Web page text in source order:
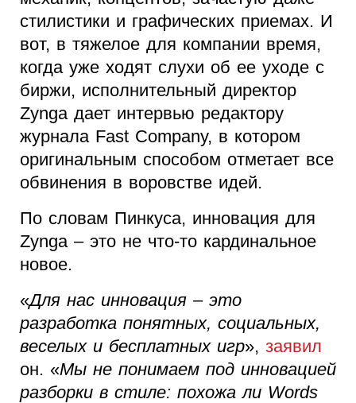
стилистики и графических приемах. И
вот, в тяжелое для компании время,
когда уже ходят слухи об ее уходе с
биржи, исполнительный директор
Zynga дает интервью редактору
журнала Fast Company, в котором
оригинальным способом отметает все
обвинения в воровстве идей.
По словам Пинкуса, инновация для
Zynga – это не что-то кардинальное
новое.
«Для нас инновация – это
разработка понятных, социальных,
веселых и бесплатных игр», заявил
он. «Мы не понимаем под инновацией
разборки в стиле: похожа ли Words